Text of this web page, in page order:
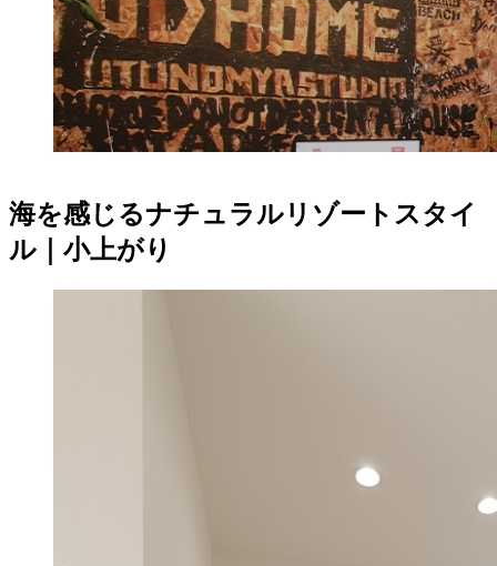
海を感じるナチュラルリゾートスタイ
ル｜小上がり